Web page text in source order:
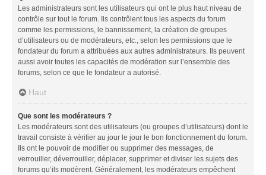
Les administrateurs sont les utilisateurs qui ont le plus haut niveau de
contrôle sur tout le forum. Ils contrôlent tous les aspects du forum
comme les permissions, le bannissement, la création de groupes
d’utilisateurs ou de modérateurs, etc., selon les permissions que le
fondateur du forum a attribuées aux autres administrateurs. Ils peuvent
aussi avoir toutes les capacités de modération sur l’ensemble des
forums, selon ce que le fondateur a autorisé.
Haut
Que sont les modérateurs ?
Les modérateurs sont des utilisateurs (ou groupes d’utilisateurs) dont le
travail consiste à vérifier au jour le jour le bon fonctionnement du forum.
Ils ont le pouvoir de modifier ou supprimer des messages, de
verrouiller, déverrouiller, déplacer, supprimer et diviser les sujets des
forums qu’ils modèrent. Généralement, les modérateurs empêchent